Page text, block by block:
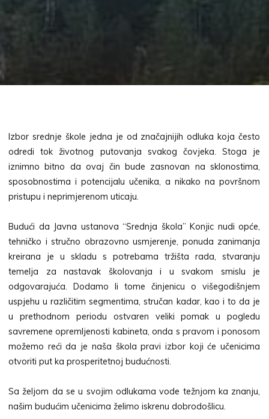
Izbor srednje škole jedna je od značajnijih odluka koja često
odredi tok životnog putovanja svakog čovjeka. Stoga je
iznimno bitno da ovaj čin bude zasnovan na sklonostima,
sposobnostima i potencijalu učenika, a nikako na površnom
pristupu i neprimjerenom uticaju.
Budući da Javna ustanova “Srednja škola” Konjic nudi opće,
tehničko i stručno obrazovno usmjerenje, ponuda zanimanja
kreirana je u skladu s potrebama tržišta rada, stvaranju
temelja za nastavak školovanja i u svakom smislu je
odgovarajuća. Dodamo li tome činjenicu o višegodišnjem
uspjehu u različitim segmentima, stručan kadar, kao i to da je
u prethodnom periodu ostvaren veliki pomak u pogledu
savremene opremljenosti kabineta, onda s pravom i ponosom
možemo reći da je naša škola pravi izbor koji će učenicima
otvoriti put ka prosperitetnoj budućnosti.
Sa željom da se u svojim odlukama vode težnjom ka znanju,
našim budućim učenicima želimo iskrenu dobrodošlicu.